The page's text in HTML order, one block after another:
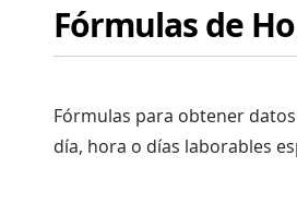
Fórmulas de
Fórmulas para obtener
día, hora o días laborables